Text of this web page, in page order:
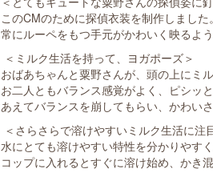
このCMのために探偵衣装を制作しました
常にルーペをもつ手元がかわいく映るよ
＜ミルク生活を持って、ヨガポーズ＞
おばあちゃんと粟野さんが、頭の上にミ
お二人ともバランス感覚がよく、ピシッ
あえてバランスを崩してもらい、かわい
＜さらさらで溶けやすいミルク生活に注
水にとても溶けやすい特性を分かりやすく
コップに入れるとすぐに溶け始め、かき